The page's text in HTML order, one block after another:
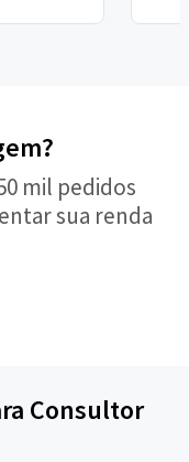
mil pedidos
sua renda
Consultor